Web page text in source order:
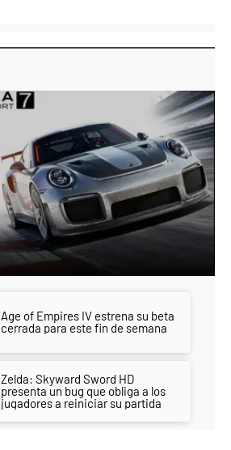
Age of Empires IV estrena su beta
cerrada para este fin de semana
Zelda: Skyward Sword HD
presenta un bug que obliga a los
jugadores a reiniciar su partida